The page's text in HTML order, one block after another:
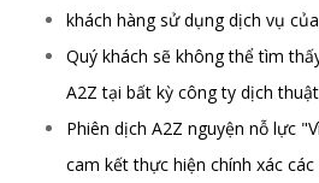
khách hàng sử dụng dịch vụ
Quý khách sẽ không thể tìm
A2Z tại bất kỳ công ty dịch
Phiên dịch A2Z nguyện nỗ lực
cam kết thực hiện chính xác